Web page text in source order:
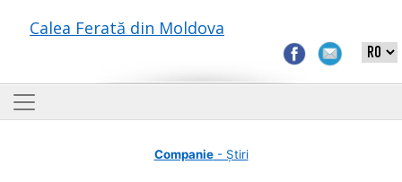
Calea Ferată din Moldova
Companie- Știri